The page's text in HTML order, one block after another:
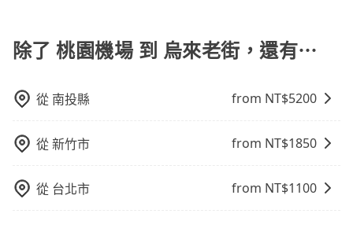
或需事先移動到捷運站搭乘的旅客，到府服務的機場接
送會更便捷。
除了 桃園機場 到 烏來老街，還有⋯
從 南投縣 from NT$5200
從新竹市 from NT$1850
從 台北市 from NT$1100